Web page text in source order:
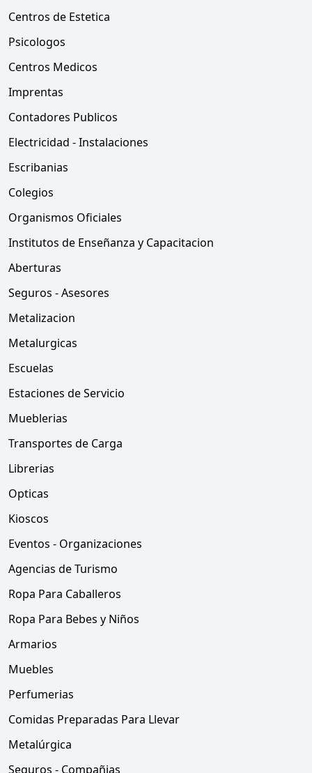
Centros de Estetica
Psicologos
Centros Medicos
Imprentas
Contadores Publicos
Electricidad - Instalaciones
Escribanias
Colegios
Organismos Oficiales
Institutos de Enseñanza y Capacitacion
Aberturas
Seguros - Asesores
Metalizacion
Metalurgicas
Escuelas
Estaciones de Servicio
Mueblerias
Transportes de Carga
Librerias
Opticas
Kioscos
Eventos - Organizaciones
Agencias de Turismo
Ropa Para Caballeros
Ropa Para Bebes y Niños
Armarios
Muebles
Perfumerias
Comidas Preparadas Para Llevar
Metalúrgica
Seguros - Compañias